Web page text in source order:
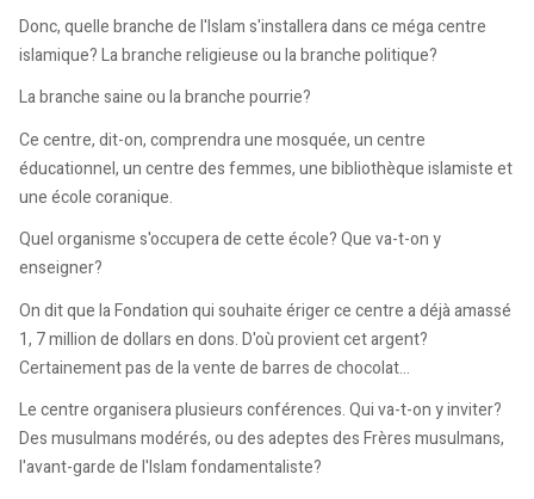
Donc, quelle branche de l'Islam s'installera dans ce méga centre
islamique? La branche religieuse ou la branche politique?
La branche saine ou la branche pourrie?
Ce centre, dit-on, comprendra une mosquée, un centre
éducationnel, un centre des femmes, une bibliothèque islamiste et
une école coranique.
Quel organisme s'occupera de cette école? Que va-t-on y
enseigner?
On dit que la Fondation qui souhaite ériger ce centre a déjà amassé
1, 7 million de dollars en dons. D'où provient cet argent?
Certainement pas de la vente de barres de chocolat...
Le centre organisera plusieurs conférences. Qui va-t-on y inviter?
Des musulmans modérés, ou des adeptes des Frères musulmans,
l'avant-garde de l'Islam fondamentaliste?